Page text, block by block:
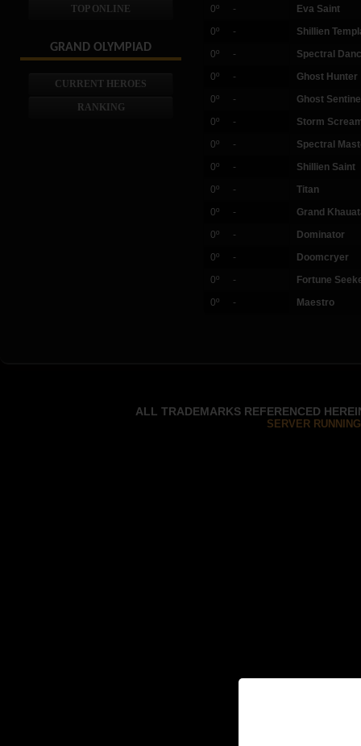
TOP ONLINE
GRAND OLYMPIAD
CURRENT HEROES
RANKING
0º
-
Eva Saint
0º
-
Shillien
0º
-
Spectral
0º
-
Ghost Hunter
0º
-
Ghost
0º
-
Storm
0º
-
Spectral
0º
-
Shillien Saint
0º
-
Titan
0º
-
Grand
0º
-
Dominator
0º
-
Doomcryer
0º
-
Fortune
0º
- Maestro
ALL TRADEMARKS REFERENCED
SERVER